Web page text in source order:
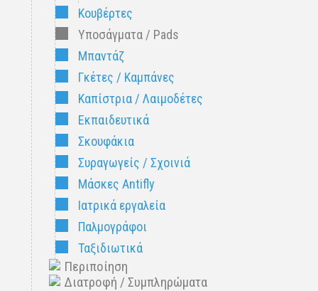
Κουβέρτες
Υποσάγματα / Pads
Μπαντάζ
Γκέτες / Καμπάνες
Καπίστρια / Λαιμοδέτες
Εκπαιδευτικά
Σκουφάκια
Συραγωγείς / Σχοινιά
Μάσκες Antifly
Ιατρικά εργαλεία
Παλμογράφοι
Ταξιδιωτικά
Περιποίηση
Διατροφή / Συμπληρώματα